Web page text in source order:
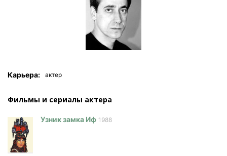
Карьера: актер
Фильмы и сериалы актера
Узник замка Иф 1988